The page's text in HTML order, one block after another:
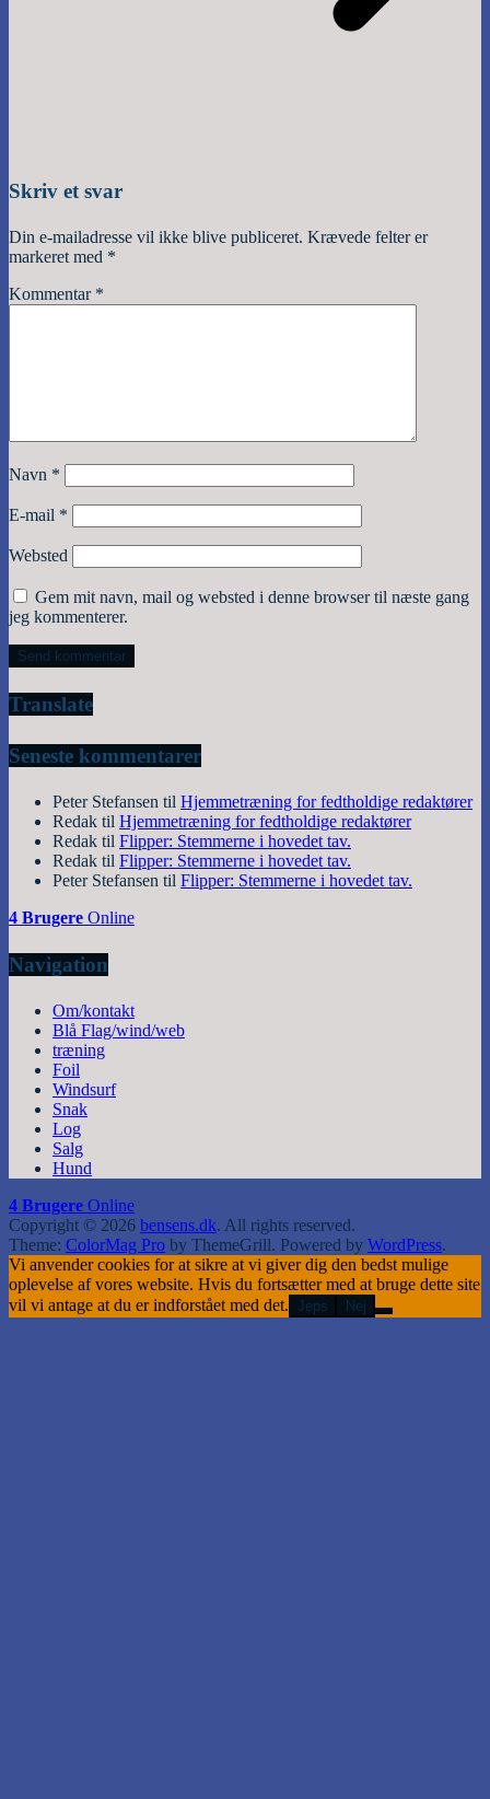
Skriv et svar
Din e-mailadresse vil ikke blive publiceret. Krævede felter er
markeret med *
Kommentar *
Navn *
E-mail *
Websted
Gem mit navn, mail og websted i denne browser til næste gang
jeg kommenterer.
Translate
Seneste kommentarer
Peter Stefansen til Hjemmetræning for fedtholdige redaktører
Redak til Hjemmetræning for fedtholdige redaktører
Redak til Flipper: Stemmerne i hovedet tav.
Redak til Flipper: Stemmerne i hovedet tav.
Peter Stefansen til Flipper: Stemmerne i hovedet tav.
4 Brugere Online
Navigation
Om/kontakt
Blå Flag/wind/web
træning
Foil
Windsurf
Snak
Log
Salg
Hund
4 Brugere Online
Copyright © 2026 bensens.dk. All rights reserved.
Theme: ColorMag Pro by ThemeGrill. Powered by WordPress.
Vi anvender cookies for at sikre at vi giver dig den bedst mulige
oplevelse af vores website. Hvis du fortsætter med at bruge dette site
vil vi antage at du er indforstået med det. Jeps Nej